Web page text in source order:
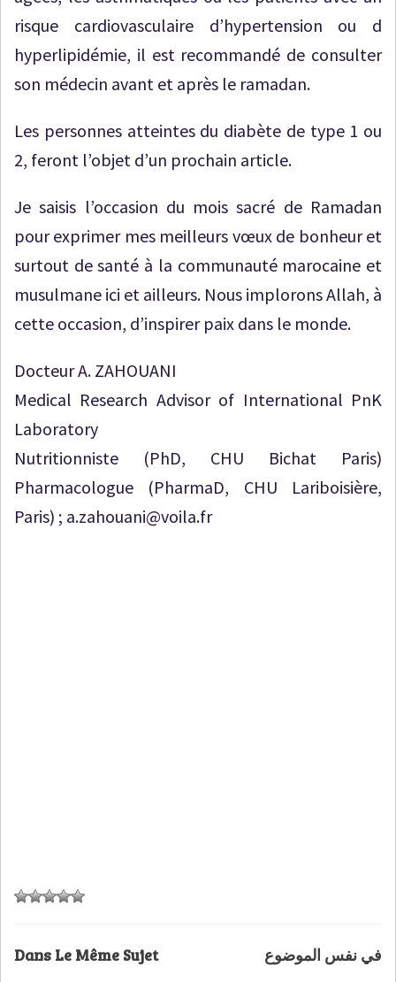
risque cardiovasculaire d’hypertension ou d
hyperlipidémie, il est recommandé de consulter
son médecin avant et après le ramadan.
Les personnes atteintes du diabète de type 1 ou
2, feront l’objet d’un prochain article.
Je saisis l’occasion du mois sacré de Ramadan
pour exprimer mes meilleurs vœux de bonheur et
surtout de santé à la communauté marocaine et
musulmane ici et ailleurs. Nous implorons Allah, à
cette occasion, d’inspirer paix dans le monde.
Docteur A. ZAHOUANI
Medical Research Advisor of International PnK
Laboratory
Nutritionniste (PhD, CHU Bichat Paris)
Pharmacologue (PharmaD, CHU Lariboisière,
Paris) ; a.zahouani@voila.fr
Dans Le Même Sujet في نفس الموضوع